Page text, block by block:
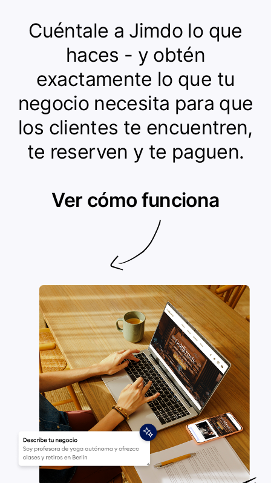
Cuéntale a Jimdo lo que
haces - y obtén
exactamente lo que tu
negocio necesita para que
los clientes te encuentren,
te reserven y te paguen.
Ver cómo funciona